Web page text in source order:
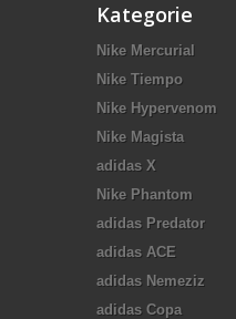
Kategorie
Nike Mercurial
Nike Tiempo
Nike Hypervenom
Nike Magista
adidas X
Nike Phantom
adidas Predator
adidas ACE
adidas Nemeziz
adidas Copa